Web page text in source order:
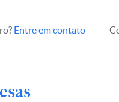
Entre em contato